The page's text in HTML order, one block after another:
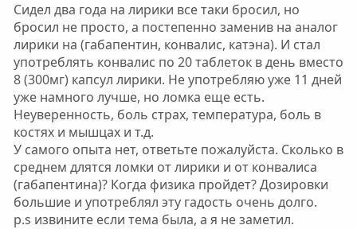
ы
л
а
Сидел два года на лирики все таки бросил, но
бросил не просто, а постепенно заменив на аналог
лирики на (габапентин, конвалис, катэна). И стал
употреблять конвалис по 20 таблеток в день вместо
8 (300мг) капсул лирики. Не употребляю уже 11 дней
уже намного лучше, но ломка еще есть.
Неуверенность, боль страх, температура, боль в
костях и мышцах и т.д.
У самого опыта нет, ответьте пожалуйста. Сколько в
среднем длятся ломки от лирики и от конвалиса
(габапентина)? Когда физика пройдет? Дозировки
большие и употреблял эту гадость очень долго.
p.s извините если тема была, а я не заметил.